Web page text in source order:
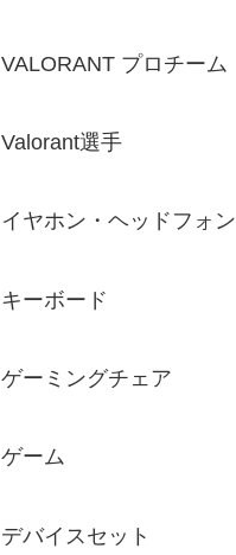
VALORANT プロチーム
Valorant選手
イヤホン・ヘッドフォン
キーボード
ゲーミングチェア
ゲーム
デバイスセット